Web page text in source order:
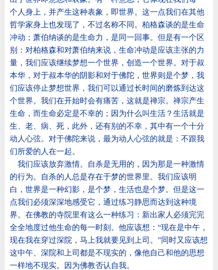
个人身上，并产生这种表象，即世界。这一点我们在其他
哲学家身上也发现了，不过名称不同。柏格森谈的是生命
冲动；萧伯纳谈的是生命力，是同一回事。但是有一个区
别：对柏格森和对萧伯纳来说，生命冲动是应该主张的力
量，我们应该继续梦想一个世界，创造一个世界。对于叔
本华，对于叔本华的阴影和对于佛陀，世界则是个梦，我
们应该停止梦想世界，我们可以通过长时间的磨炼到达这
个世界。我们在开始时会有痛苦，这就是禅宗。禅宗产生
生命，而生命必定是不幸的；因为什么叫生活？生活就是
生、老、病、死，此外，还有别的不幸，其中有一个十分
动人心弦。对于佛陀来说，最为动人心弦的就是：不跟我
们所爱的人在一起。
我们应该放弃激情。自杀是无用的，因为那是一种激情
的行为。自杀的人总是存在于梦的世界里。我们应该明
白，世界是一种幻影，是个梦，生活也是个梦。但是这一
点我们必须深深地感受它，通过练习静思而达到这种境
界。在佛教的寺院里有这么一种练习：新出家人必须完完
全全地度过他生命的每一时刻。他应该想： “现在是中午，
现在我在穿过深院，马上我就要见到上司。 ”同时又应该想
这中午、深院和上司都是不现实的，像他自己和他的思想
一样地不现实。因为佛教否认自我。